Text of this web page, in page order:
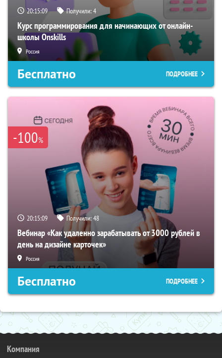
20:15:07 Получили:4
Курс программирования для начинающих от онлайн-
школы Onskills
Россия
Бесплатно ПОДРОБНЕЕ
-100%
20:15:07 Получили:48
Вебинар «Как удаленно зарабатывать от 3000 рублей в
день на дизайне карточек»
Россия
Бесплатно ПОДРОБНЕЕ
Компания